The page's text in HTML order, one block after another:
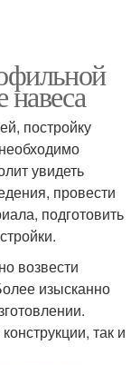
постройку
увидеть
провести
подготовить
возвести
изысканно
так и